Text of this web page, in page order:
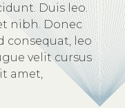
Duis leo.
nibh. Donec
consequat, leo
velit cursus
amet,